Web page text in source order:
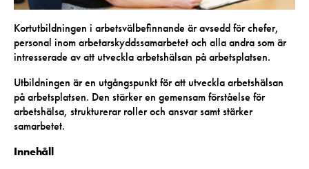
Kortutbildningen i arbetsvälbefinnande är avsedd för chefer,
personal inom arbetarskyddssamarbetet och alla andra som är
intresserade av att utveckla arbetshälsan på arbetsplatsen.
Utbildningen är en utgångspunkt för att utveckla arbetshälsan
på arbetsplatsen. Den stärker en gemensam förståelse för
arbetshälsa, strukturerar roller och ansvar samt stärker
samarbetet.
Innehåll